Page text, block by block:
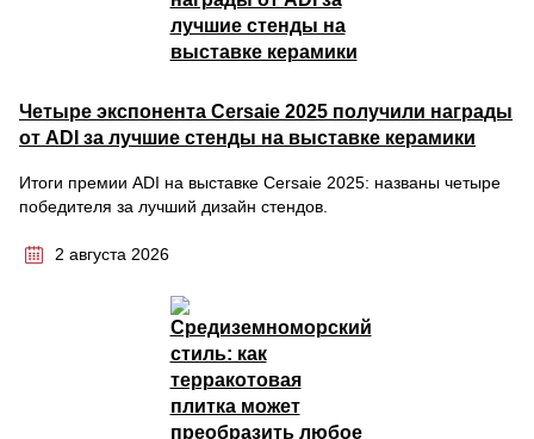
Четыре экспонента Cersaie 2025 получили награды
от ADI за лучшие стенды на выставке керамики
Итоги премии ADI на выставке Cersaie 2025: названы четыре
победителя за лучший дизайн стендов.
2 августа 2026